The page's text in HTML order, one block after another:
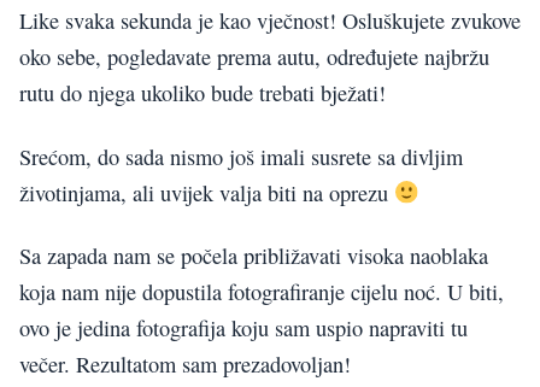
Like svaka sekunda je kao vječnost! Osluškujete zvukove
oko sebe, pogledavate prema autu, određujete najbržu
rutu do njega ukoliko bude trebati bježati!
Srećom, do sada nismo još imali susrete sa divljim
životinjama, ali uvijek valja biti na oprezu
Sa zapada nam se počela približavati visoka naoblaka
koja nam nije dopustila fotografiranje cijelu noć. U biti,
ovo je jedina fotografija koju sam uspio napraviti tu
večer. Rezultatom sam prezadovoljan!